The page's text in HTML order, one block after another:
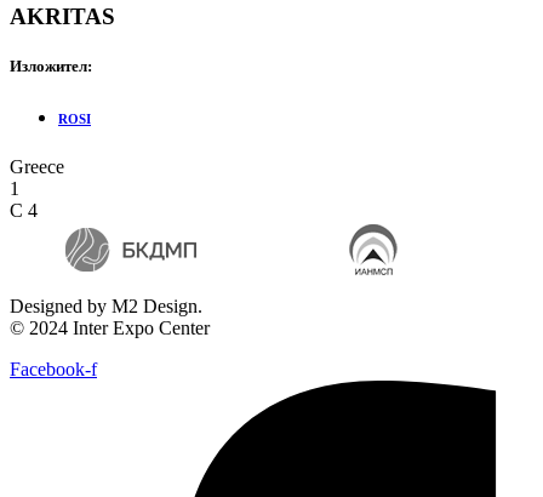
AKRITAS
Изложител:
ROSI
Greece
1
C 4
Designed by M2 Design.
© 2024 Inter Expo Center
Facebook-f